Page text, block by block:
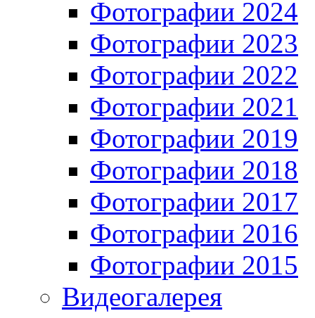
Фотографии 2024
Фотографии 2023
Фотографии 2022
Фотографии 2021
Фотографии 2019
Фотографии 2018
Фотографии 2017
Фотографии 2016
Фотографии 2015
Видеогалерея